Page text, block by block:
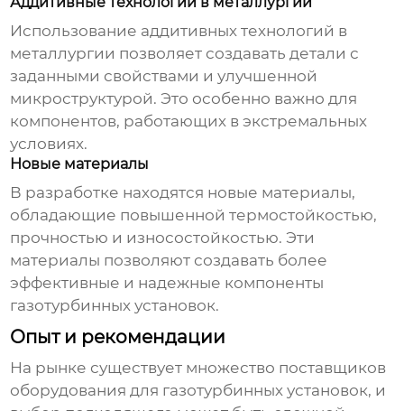
Использование аддитивных технологий в
металлургии позволяет создавать детали с
заданными свойствами и улучшенной
микроструктурой. Это особенно важно для
компонентов, работающих в экстремальных
условиях.
Новые материалы
В разработке находятся новые материалы,
обладающие повышенной термостойкостью,
прочностью и износостойкостью. Эти
материалы позволяют создавать более
эффективные и надежные компоненты
газотурбинных установок.
Опыт и рекомендации
На рынке существует множество поставщиков
оборудования для газотурбинных установок, и